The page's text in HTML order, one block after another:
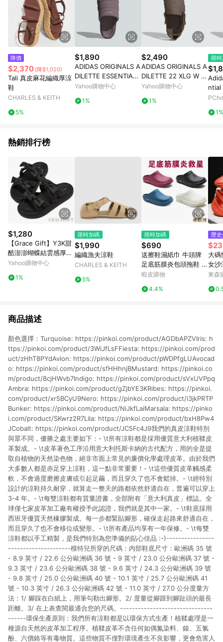
顏色、價位、贈品如與 Pinkoi 商品資訊頁及購物車不符，以
Pinkoi 購物商品資訊頁及購物車標示為準。 10. 點數紅包使用規
則請以點數紅包活動說明為準。 11. 若於 LINE 購物前往 Pinkoi
頁面後才首次下載 Pinkoi APP 並完成訂單，不符合導購資格；承
上，首次下載 Pinkoi APP 後，需透過 LINE 購物前往 Pinkoi 頁
降價
$2,370 (降$1,020)
Tali 真皮麻花編織厚涼
鞋
CHARLES & KEITH
5%
$1,890
ADIDAS ORIGINALS A
DILETTE ESSENTIAL
W 女運動拖鞋-紫粉-IF
Yahoo購物中心
1%
$2,490
ADIDAS ORIGINALS A
DILETTE 22 XLG W 女
運動拖鞋-棕色-IE5648
Yahoo購物中心
1%
限
ntial
拖鞋
1%
熱銷排行榜
$1,280
【Grace Gift】Y3K甜
酷澎澎蝴蝶結雲感厚底
涼鞋 黑
Yahoo購物中心
1%
限時加碼
$1,990
編織漁夫涼鞋
CHARLES & KEITH
5%
限時加碼
$690
送擦鞋濕紙巾 牛頭牌
足底筋膜炎包頭拖鞋 三
代 土豆星球 廚師鞋 懶
213239
蝦皮購物
4.4%
歷
大
女沙
als
東森
商品描述
顏色選擇：Turquoise: https://pinkoi.com/product/AGDbAPZVIris: h
ttps://pinkoi.com/product/3WiJfLsFFiesta: https://pinkoi.com/prod
uct/zHhT8PYdAvion: https://pinkoi.com/product/pWDPfgLUAvocad
o: https://pinkoi.com/product/sfHHhnjBMustard: https://pinkoi.co
m/product/8cjHWvb7Indigo: https://pinkoi.com/product/sVxUVPpq
Ambra: https://pinkoi.com/product/gZjbYE3KRibes: https://pinkoi.
com/product/xr5BCyU9Nero: https://pinkoi.com/product/i3jkPRTP
Bunker: https://pinkoi.com/product/NiJkfLaiMarsala: https://pinko
i.com/product/SKwrz2R7Lila: https://pinkoi.com/product/bxH8Pw4
JCobalt: https://pinkoi.com/product/JC5Fc4J9我們的真皮涼鞋特別
與眾不同，優勝之處主要如下：- \t所有涼鞋都是採用優質意大利植鞣皮
革製成。- \t皮革著色工序沿用意大利托斯卡納的古代配方，用的全是提
取自植物的天然染色物，絕非市面上常見的廉價化學處理皮革。由於我們
大多數人都是赤足穿上涼鞋，這一點非常重要！- \t這些優質皮革觸感柔
軟，不會過度磨擦皮膚或引起足繭，而且穿久了也不會鬆掉。- \t經特別
設計的涼鞋持久耐穿，就算走一整天的路都依然舒適自在，普遍可以穿上
3-4 年。- \t每雙涼鞋都有質量證書，全部附有「意大利真皮」標誌。全
球僅七家皮革加工廠有權授予此認證，我們就是其中一家。- \t鞋底採用
西班牙優質天然橡膠製成。每一步都緊貼腳形，確保走起路來舒適自在，
而且穿久了也不會移位或變形。- \t所有產品均享有一年保修。- \t每雙
涼鞋都以手工精製，是我們特別為您準備的貼心佳品 :-)----------------
---------------------模特兒所穿的尺碼：內部鞋底尺寸：歐洲碼 35 號
- 8.9 英寸 / 22.6 公分歐洲碼 36 號 - 9 英寸 / 23.0 公分歐洲碼 37 號 -
9.3 英寸 / 23.6 公分歐洲碼 38 號 - 9.6 英寸 / 24.3 公分歐洲碼 39 號
- 9.8 英寸 / 25.0 公分歐洲碼 40 號 - 10.1 英寸 / 25.7 公分歐洲碼 41
號 - 10.3 英寸 / 26.3 公分歐洲碼 42 號 - 11.0 英寸 / 27.0 公分度量方
法：1/ 腳踩在白紙上，用筆勾勒出腳形。2/ 度量從腳跟到腳趾頭的最長
距離。3/ 在上表查閱最適合您的尺碼。-------------------------------
------環保生產原則：我們所有涼鞋都是以環保方式生產！植鞣處理是一
種源自天然的皮革加工程序。植鞣皮革不含任何如偶氮染料、鎳、五氯
酚、六價鉻等有毒物質。這些物質不僅對環境產生不良影響，更會危害人